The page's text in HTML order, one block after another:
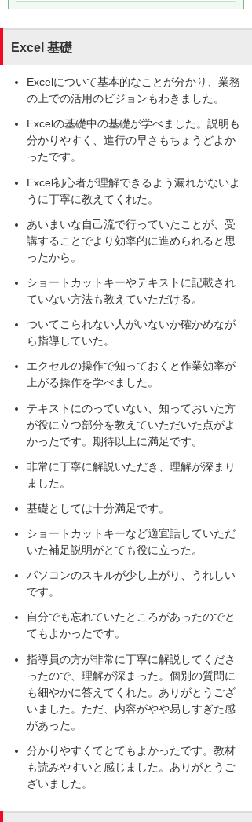
Excel 基礎
Excelについて基本的なことが分かり、業務
の上での活用のビジョンもわきました。
Excelの基礎中の基礎が学べました。説明も
分かりやすく、進行の早さもちょうどよか
ったです。
Excel初心者が理解できるよう漏れがないよ
うに丁寧に教えてくれた。
あいまいな自己流で行っていたことが、受
講することでより効率的に進められると思
ったから。
ショートカットキーやテキストに記載され
ていない方法も教えていただける。
ついてこられない人がいないか確かめなが
ら指導していた。
エクセルの操作で知っておくと作業効率が
上がる操作を学べました。
テキストにのっていない、知っておいた方
が役に立つ部分を教えていただいた点がよ
かったです。期待以上に満足です。
非常に丁寧に解説いただき、理解が深まり
ました。
基礎としては十分満足です。
ショートカットキーなど適宜話していただ
いた補足説明がとても役に立った。
パソコンのスキルが少し上がり、うれしい
です。
自分でも忘れていたところがあったのでと
てもよかったです。
指導員の方が非常に丁寧に解説してくださ
ったので、理解が深まった。個別の質問に
も細やかに答えてくれた。ありがとうござ
いました。ただ、内容がやや易しすぎた感
があった。
分かりやすくてとてもよかったです。教材
も読みやすいと感じました。ありがとうご
ざいました。